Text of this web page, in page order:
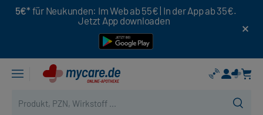
5€* für Neukunden: Im Web ab 55€ | In der App ab 35€.
Jetzt App downloaden